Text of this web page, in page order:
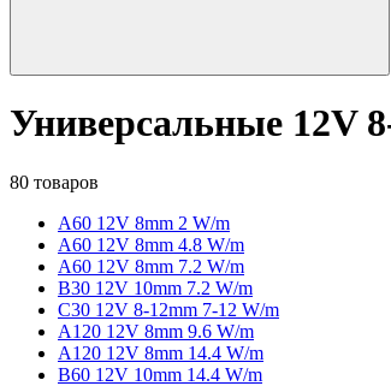
Универсальные 12V
80 товаров
A60 12V 8mm 2 W/m
A60 12V 8mm 4.8 W/m
A60 12V 8mm 7.2 W/m
B30 12V 10mm 7.2 W/m
C30 12V 8-12mm 7-12 W/m
A120 12V 8mm 9.6 W/m
A120 12V 8mm 14.4 W/m
B60 12V 10mm 14.4 W/m